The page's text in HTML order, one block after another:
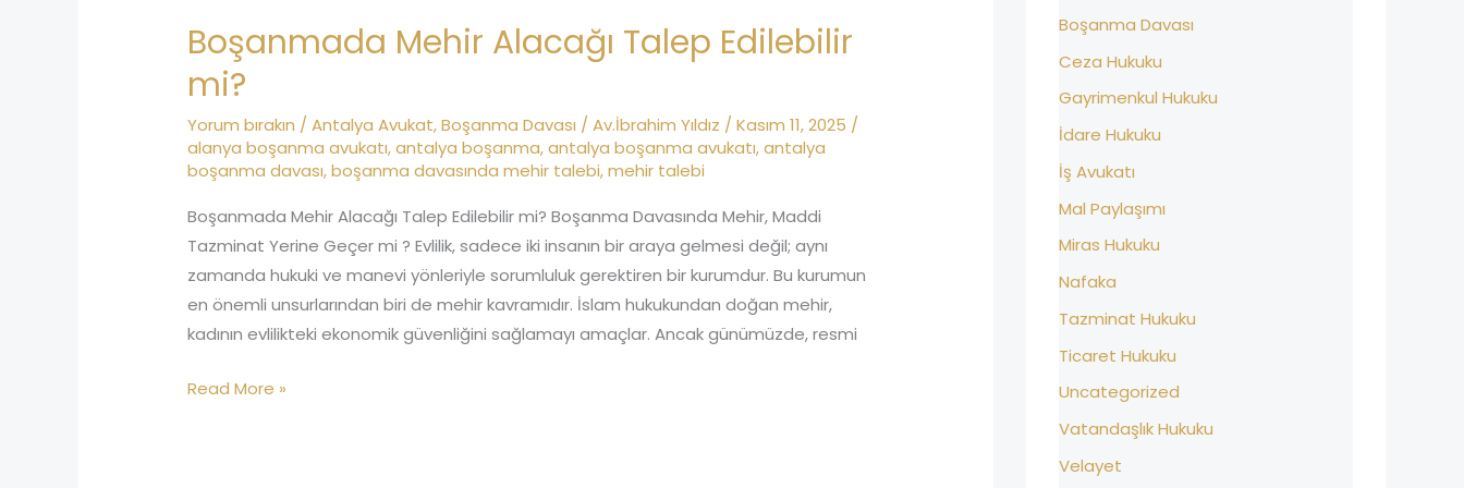
Boşanmada Mehir Alacağı Talep Edilebilir
mi?
Yorum bırakın /Antalya Avukat,Boşanma Davası /Av.İbrahim Yıldız /Kasım 11, 2025 /
alanya boşanma avukatı,antalya boşanma,antalya boşanma avukatı,antalya
boşanma davası,boşanma davasında mehir talebi,mehir talebi
Boşanmada Mehir Alacağı Talep Edilebilir mi? Boşanma Davasında Mehir, Maddi
Tazminat Yerine Geçer mi ? Evlilik, sadece iki insanın bir araya gelmesi değil; aynı
zamanda hukuki ve manevi yönleriyle sorumluluk gerektiren bir kurumdur. Bu kurumun
en önemli unsurlarından biri de mehir kavramıdır. İslam hukukundan doğan mehir,
kadının evlilikteki ekonomik güvenliğini sağlamayı amaçlar. Ancak günümüzde, resmi
Read More »
Boşanma Davası
Ceza Hukuku
Gayrimenkul Hukuku
İdare Hukuku
İş Avukatı
Mal Paylaşımı
Miras Hukuku
Nafaka
Tazminat Hukuku
Ticaret Hukuku
Uncategorized
Vatandaşlık Hukuku
Velayet